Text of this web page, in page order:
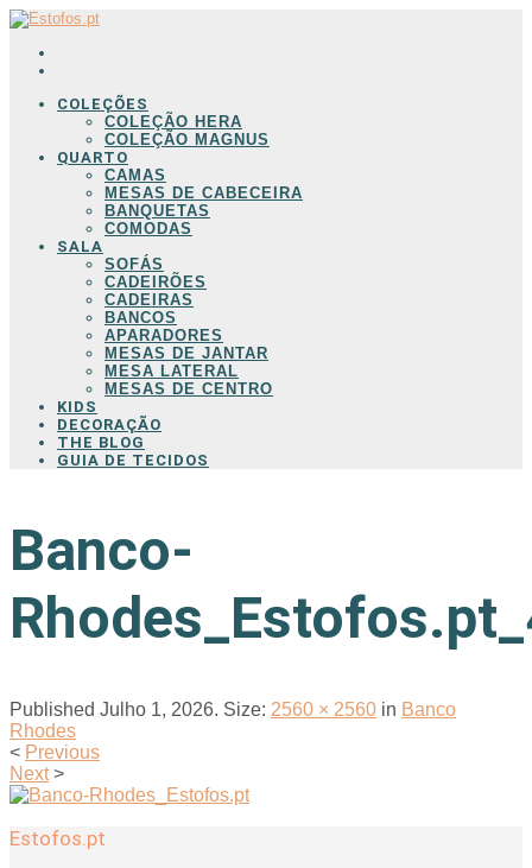
COLEÇÕES
COLEÇÃO HERA
COLEÇÃO MAGNUS
QUARTO
CAMAS
MESAS DE CABECEIRA
BANQUETAS
COMODAS
SALA
SOFÁS
CADEIRÕES
CADEIRAS
BANCOS
APARADORES
MESAS DE JANTAR
MESA LATERAL
MESAS DE CENTRO
KIDS
DECORAÇÃO
THE BLOG
GUIA DE TECIDOS
Banco-
Published Julho 1, 2026. Size: 2560 × 2560 in Banco
Rhodes
< Previous
Next >
Estofos.pt